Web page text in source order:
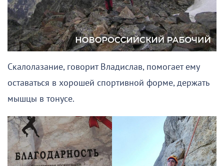
Скалолазание, говорит Владислав, помогает ему
оставаться в хорошей спортивной форме, держать
мышцы в тонусе.